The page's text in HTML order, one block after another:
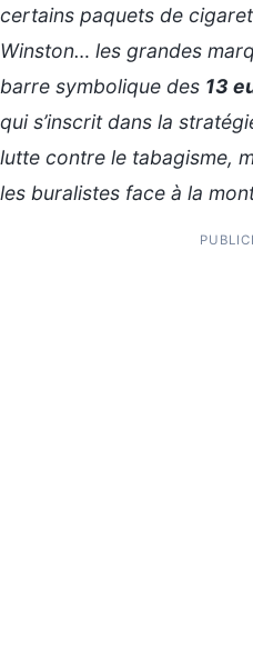
certains paquets de
Winston… les grandes
barre symbolique des 13
qui s’inscrit dans la
lutte contre le tabagisme,
les buralistes face à la